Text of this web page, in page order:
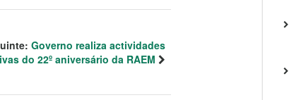
Governo realiza actividades
do 22º aniversário da RAEM